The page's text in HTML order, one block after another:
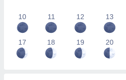
10 11 12 13
17 18 19 20